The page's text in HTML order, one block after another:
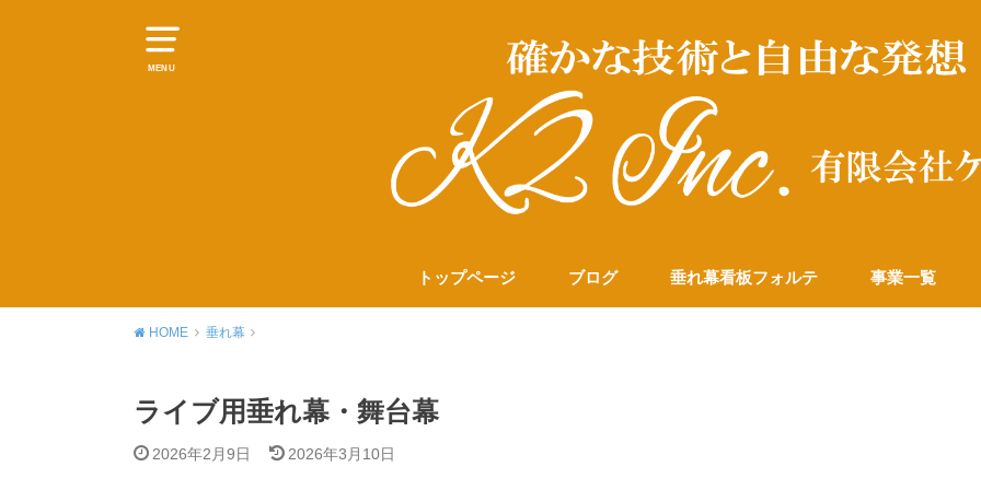
MENU
トップページ ブログ 垂れ幕看板フォルテ 事業一覧
HOME 垂れ幕
ライブ用垂れ幕・舞台幕
2026年2月9日 2026年3月10日